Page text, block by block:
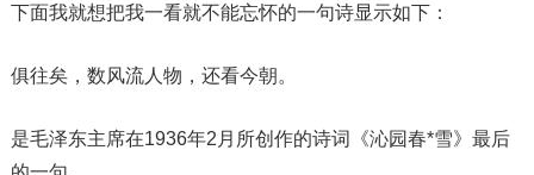
下面我就想把我一看就不能忘怀的一句诗显示如下：
俱往矣，数风流人物，还看今朝。
是毛泽东主席在1936年2月所创作的诗词《沁园春*雪》最后